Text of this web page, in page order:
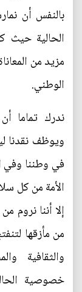
بالنفس أن
الحالية حيث
مزيد من
الوطني.
ندرك تماما
ويوظف نقدنا
في وطننا وفي
الأمة من كل
إلا أننا نروم
من مأزقها
والثقافية
خصوصية